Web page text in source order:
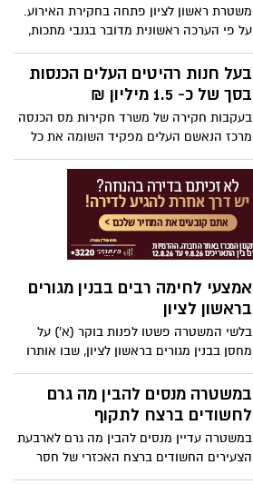
משטרת ראשון לציון פתחה בחקירת האירוע.
על פי הערכה ראשונית מדובר בגנבי מתכות,
שפשטו על בית העלמין והסירו את בתי
המנורה.
בעל חנות רהיטים העלים הכנסות
בסך של כ- 1.5 מיליון ₪
בעקבות חקירה של משרד חקירות מס הכנסה
מרכז הנאשם העלים מפקיד השומה את כל
הכנסותיו בסכום לא ידוע, ולא פחות מ-
1,470,000 ₪.
אמצעי לחימה רבים בבנין מגורים
בראשון לציון
בלשי המשטרה פשטו לפנות בוקר (א') על
מחסן בבנין מגורים בראשון לציון, שבו אותרו
אמצעי לחימה רבים. עקב כך, נעצרה עורכת
הדין ליאורה ברקו בחשד כי הפכה את המחסן
לימ"ח של אחד מארגוני הפשיעה בישראל.
במשטרה מנסים להבין מה גרם
לחשודים ברצח לתקוף
במשטרה עדיין מנסים להבין מה גרם לארבעת
הצעירים החשודים ברצח האכזרי של חסר
הבית בראשון לציון להתנפל עליו באלימות